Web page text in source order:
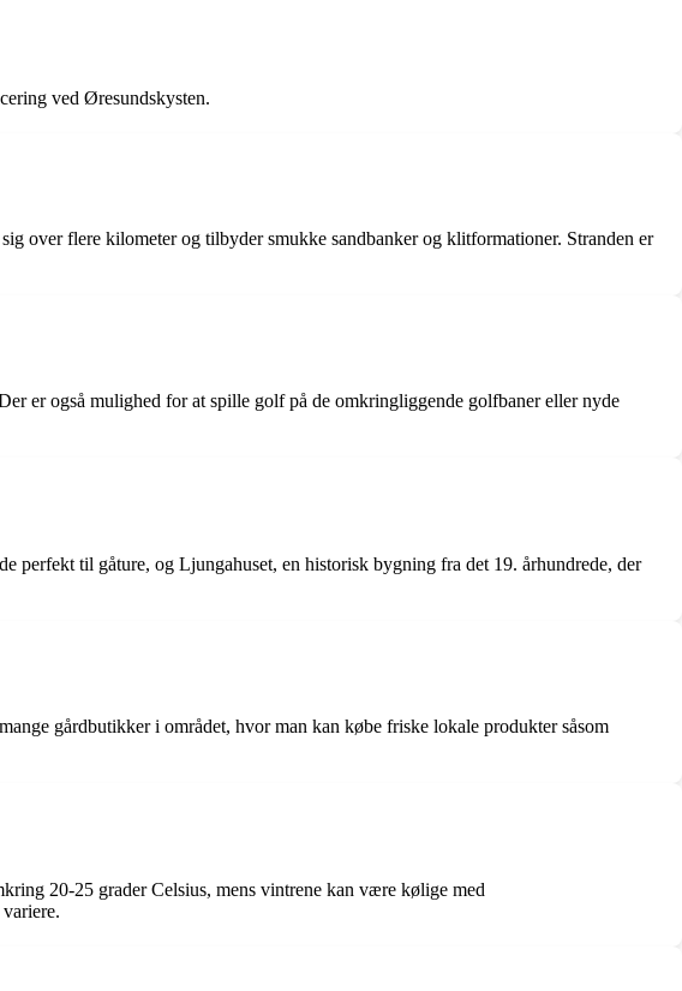
ved Øresundskysten.
over flere kilometer og tilbyder smukke sandbanker og klitformationer. Stranden er
er også mulighed for at spille golf på de omkringliggende golfbaner eller nyde
til gåture, og Ljungahuset, en historisk bygning fra det 19. århundrede, der
gårdbutikker i området, hvor man kan købe friske lokale produkter såsom
20-25 grader Celsius, mens vintrene kan være kølige med